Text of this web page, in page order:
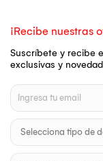
¡Recibe nuestras
Suscríbete y recibe
exclusivas y